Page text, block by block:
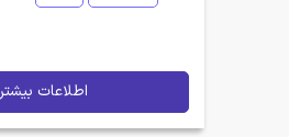
اطلاعات بیشتر